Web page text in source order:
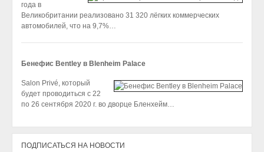
года в
Великобритании реализовано 31 320 лёгких коммерческих
автомобилей, что на 9,7%…
Бенефис Bentley в Blenheim Palace
Salon Privé, который
будет проводиться с 22
по 26 сентября 2020 г. во дворце Бленхейм…
ПОДПИСАТЬСЯ НА НОВОСТИ